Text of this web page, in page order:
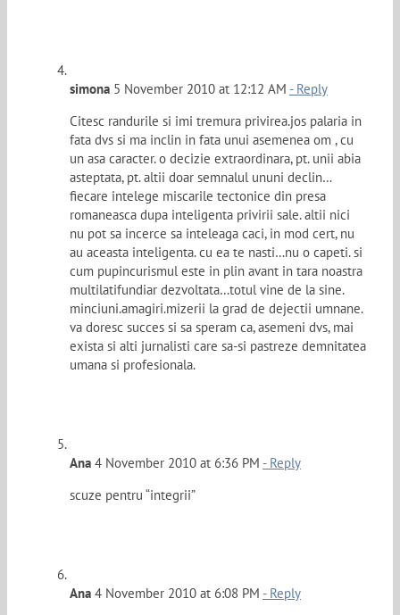
simona 5 November 2010 at 12:12 AM - Reply
Citesc randurile si imi tremura privirea.jos palaria in
fata dvs si ma inclin in fata unui asemenea om , cu
un asa caracter. o decizie extraordinara, pt. unii abia
asteptata, pt. altii doar semnalul ununi declin…
fiecare intelege miscarile tectonice din presa
romaneasca dupa inteligenta privirii sale. altii nici
nu pot sa incerce sa inteleaga caci, in mod cert, nu
au aceasta inteligenta. cu ea te nasti…nu o capeti. si
cum pupincurismul este in plin avant in tara noastra
multilatifundiar dezvoltata…totul vine de la sine.
minciuni.amagiri.mizerii la grad de dejectii umnane.
va doresc succes si sa speram ca, asemeni dvs, mai
exista si alti jurnalisti care sa-si pastreze demnitatea
umana si profesionala.
Ana 4 November 2010 at 6:36 PM - Reply
scuze pentru “integrii”
Ana 4 November 2010 at 6:08 PM - Reply